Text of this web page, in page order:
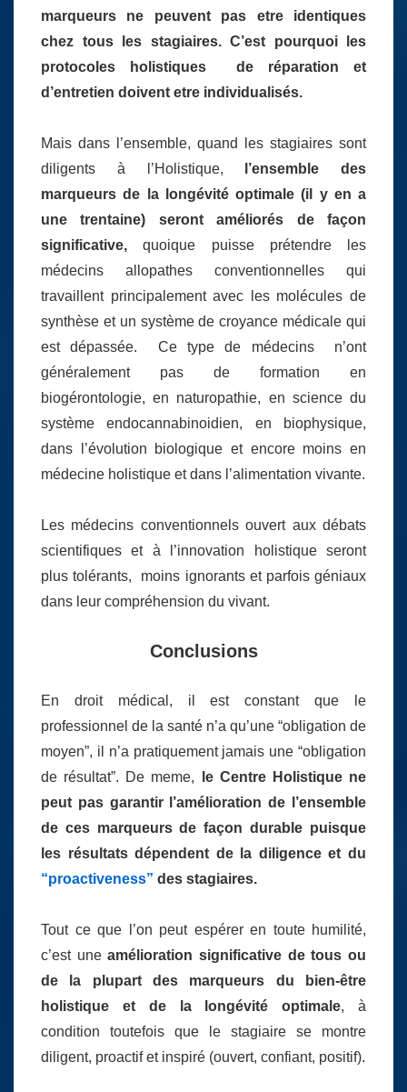
marqueurs ne peuvent pas etre identiques
chez tous les stagiaires. C’est pourquoi les
protocoles holistiques de réparation et
d’entretien doivent etre individualisés.
Mais dans l’ensemble, quand les stagiaires sont
diligents à l’Holistique, l’ensemble des
marqueurs de la longévité optimale (il y en a
une trentaine) seront améliorés de façon
significative, quoique puisse prétendre les
médecins allopathes conventionnelles qui
travaillent principalement avec les molécules de
synthèse et un système de croyance médicale qui
est dépassée. Ce type de médecins n’ont
généralement pas de formation en
biogérontologie, en naturopathie, en science du
système endocannabinoidien, en biophysique,
dans l’évolution biologique et encore moins en
médecine holistique et dans l’alimentation vivante.
Les médecins conventionnels ouvert aux débats
scientifiques et à l’innovation holistique seront
plus tolérants, moins ignorants et parfois géniaux
dans leur compréhension du vivant.
Conclusions
En droit médical, il est constant que le
professionnel de la santé n’a qu’une “obligation de
moyen”, il n’a pratiquement jamais une “obligation
de résultat”. De meme, le Centre Holistique ne
peut pas garantir l’amélioration de l’ensemble
de ces marqueurs de façon durable puisque
les résultats dépendent de la diligence et du
“proactiveness” des stagiaires.
Tout ce que l’on peut espérer en toute humilité,
c’est uneamélioration significative de tous ou
de la plupart des marqueurs du bien-être
holistique et de la longévité optimale, à
condition toutefois que le stagiaire se montre
diligent, proactif et inspiré (ouvert, confiant, positif).